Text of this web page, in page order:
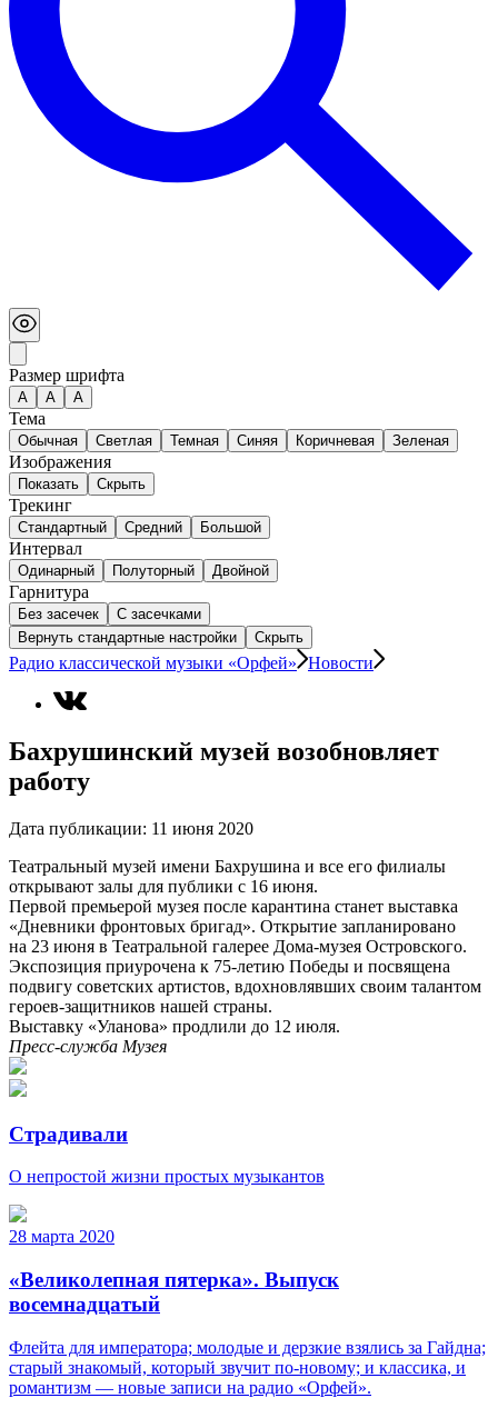
Размер шрифта
А A A
Тема
Обычная Светлая Темная Синяя Коричневая Зеленая
Изображения
Показать Скрыть
Трекинг
Стандартный Средний Большой
Интервал
Одинарный Полуторный Двойной
Гарнитура
Без засечек
С засечками
Вернуть стандартные настройки
Скрыть
Радио классической музыки «Орфей» Новости
Бахрушинский музей возобновляет
работу
Дата публикации: 11 июня 2020
Театральный музей имени Бахрушина и все его филиалы
открывают залы для публики с 16 июня.
Первой премьерой музея после карантина станет выставка
«Дневники фронтовых бригад». Открытие запланировано
на 23 июня в Театральной галерее Дома-музея Островского.
Экспозиция приурочена к 75-летию Победы и посвящена
подвигу советских артистов, вдохновлявших своим талантом
героев-защитников нашей страны.
Выставку «Уланова» продлили до 12 июля.
Пресс-служба Музея
Страдивали
О непростой жизни простых музыкантов
28 марта 2020
«Великолепная пятерка». Выпуск
восемнадцатый
Флейта для императора; молодые и дерзкие взялись за Гайдна;
старый знакомый, который звучит по-новому; и классика, и
романтизм — новые записи на радио «Орфей».